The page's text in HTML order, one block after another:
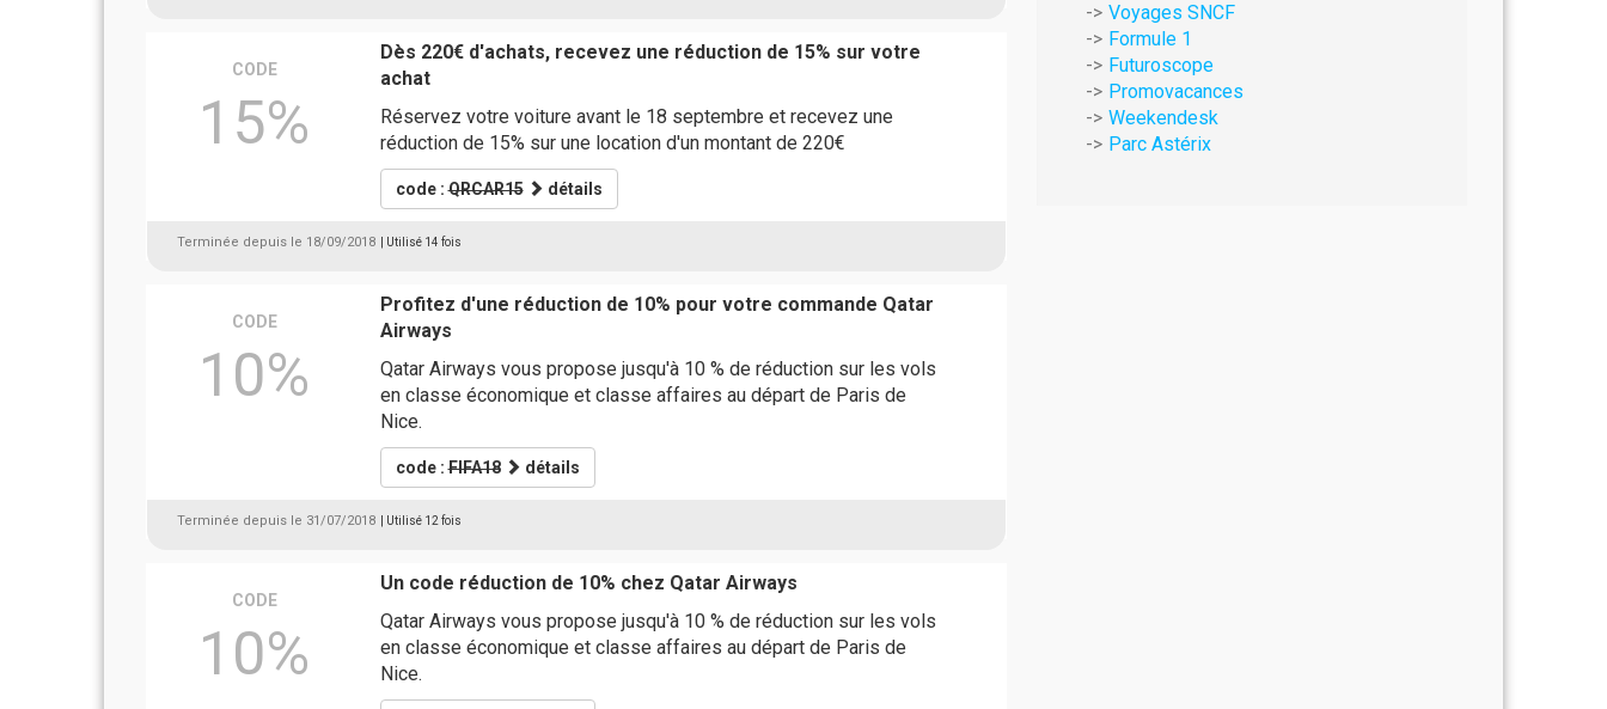
CODE
15%
Dès 220€ d'achats, recevez une réduction de 15% sur votre
achat
Réservez votre voiture avant le 18 septembre et recevez une
réduction de 15% sur une location d'un montant de 220€
code :QRCAR15 détails
Terminée depuis le 18/09/2018 | Utilisé 14 fois
CODE
10%
Profitez d'une réduction de 10% pour votre commande Qatar
Airways
Qatar Airways vous propose jusqu'à 10 % de réduction sur les vols
en classe économique et classe affaires au départ de Paris de
Nice.
code :FIFA18 détails
Terminée depuis le 31/07/2018 | Utilisé 12 fois
CODE
10%
Un code réduction de 10% chez Qatar Airways
Qatar Airways vous propose jusqu'à 10 % de réduction sur les vols
en classe économique et classe affaires au départ de Paris de
Nice.
Voyages SNCF
Formule 1
Futuroscope
Promovacances
Weekendesk
Parc Astérix